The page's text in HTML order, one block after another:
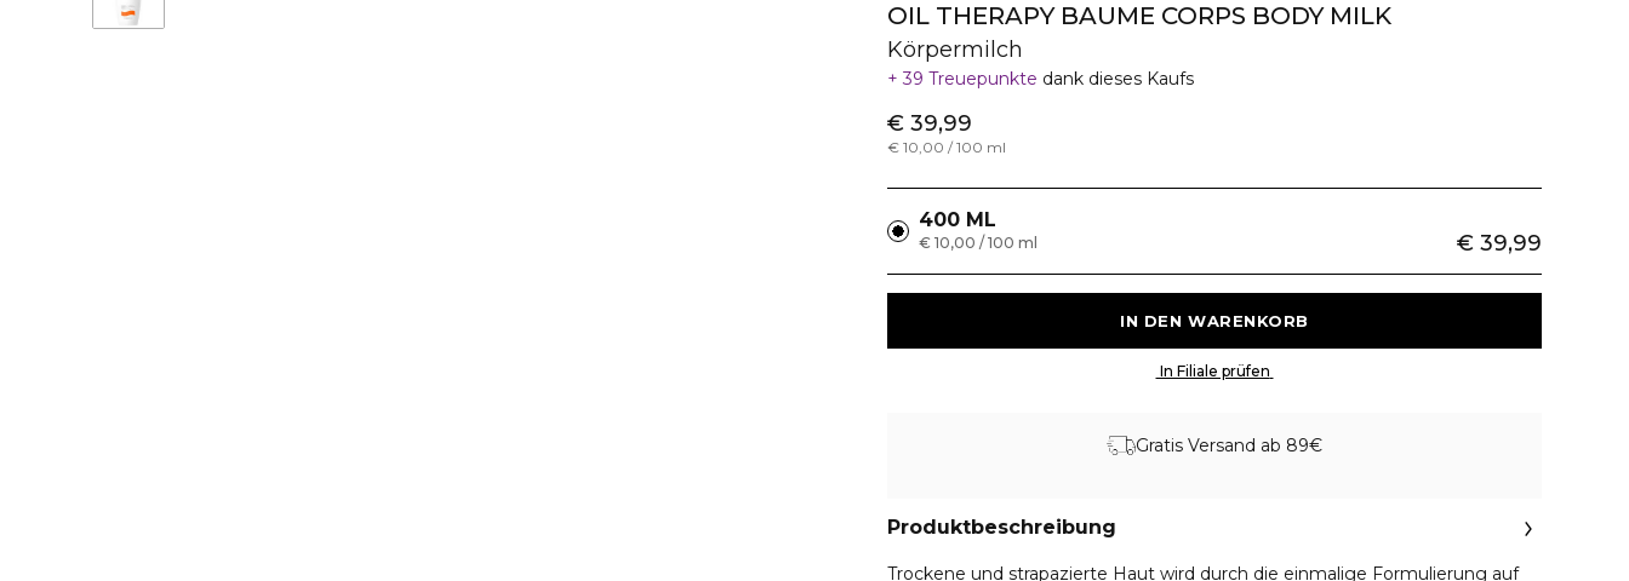
OIL THERAPY BAUME CORPS BODY MILK
Körpermilch
39 Treuepunkte dank dieses Kaufs
€ 39,99
€ 10,00 / 100 ml
400 ML
€ 39,99
€ 10,00 / 100 ml
Gratis Versand ab 89€
Produktbeschreibung
Trockene und strapazierte Haut wird durch die einmalige Formulierung auf